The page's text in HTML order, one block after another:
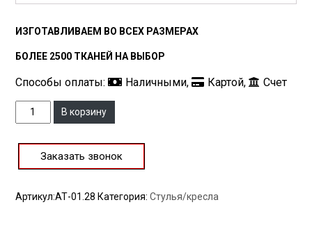
ИЗГОТАВЛИВАЕМ ВО ВСЕХ РАЗМЕРАХ
БОЛЕЕ 2500 ТКАНЕЙ НА ВЫБОР
Способы оплаты: Наличными, Картой, Счет
КоличествоВ корзину
Заказать звонок
Артикул:АТ-01.28 Категория: Стулья/кресла